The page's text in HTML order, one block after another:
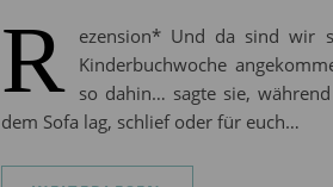
R
ezension* Und da sind wir
Kinderbuchwoche
so dahin… sagte sie,
dem Sofa lag, schlief oder für euch…